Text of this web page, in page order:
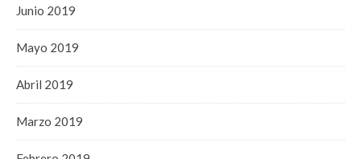
Junio 2019
Mayo 2019
Abril 2019
Marzo 2019